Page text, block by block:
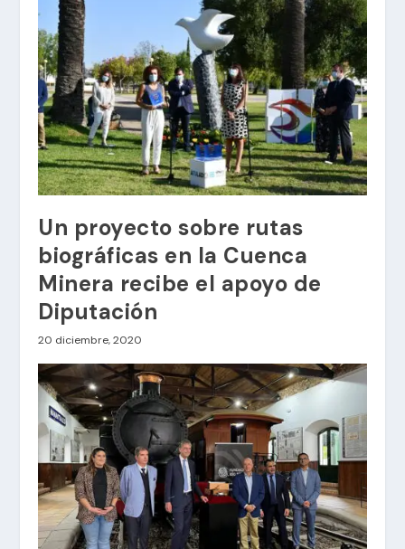
Un proyecto sobre rutas
biográficas en la Cuenca
Minera recibe el apoyo de
Diputación
20 diciembre, 2020